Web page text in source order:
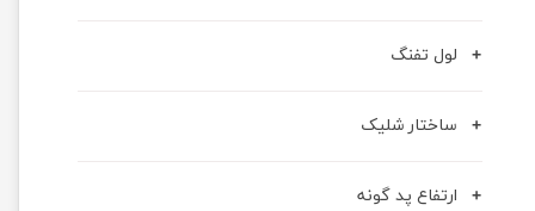
لول تفنگ
ساختار شلیک
ارتفاع پد گونه